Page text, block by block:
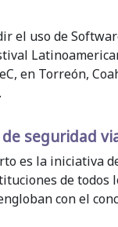
el uso de
en Torreón,
seguridad
es la iniciativa
de todos
con el